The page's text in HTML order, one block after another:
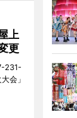
上
更
231-
会」